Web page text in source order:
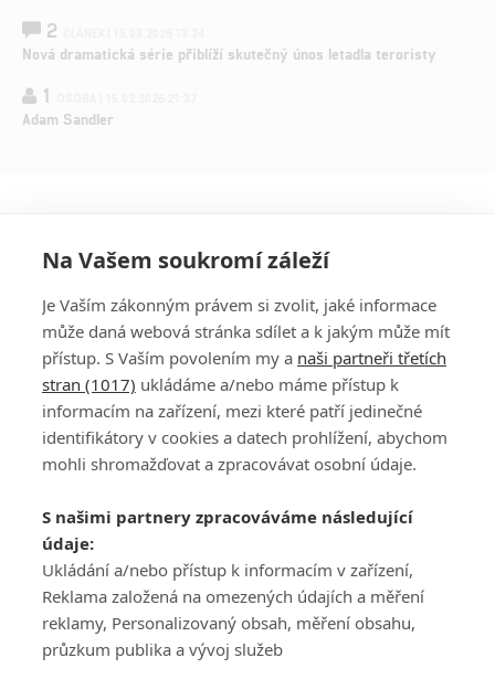
2
Nová dramatická série přiblíží skutečný únos letadla teroristy
1
Adam Sandler
PŘIHLÁSIT
REGISTROVAT
DISKUZE
Šéfredaktorkou webu jePetr Slavík, e-mailserialy@fandimefilmu.cz
Máte-li zájem o inzerci na našem webu napište nám na e-mail
studio@koncal.com
Ochrana osobních údajů|Zásady používání cookies |Pravidla webu
Upravit nastavení soukromí
Na Vašem soukromí záleží
Je Vaším zákonným právem si zvolit, jaké informace
může daná webová stránka sdílet a k jakým může mít
přístup. S Vaším povolením my a naši partneři třetích
stran (1017) ukládáme a/nebo máme přístup k
informacím na zařízení, mezi které patří jedinečné
identifikátory v cookies a datech prohlížení, abychom
mohli shromažďovat a zpracovávat osobní údaje.
S našimi partnery zpracováváme následující
údaje:
Ukládání a/nebo přístup k informacím v zařízení,
Reklama založená na omezených údajích a měření
reklamy, Personalizovaný obsah, měření obsahu,
průzkum publika a vývoj služeb